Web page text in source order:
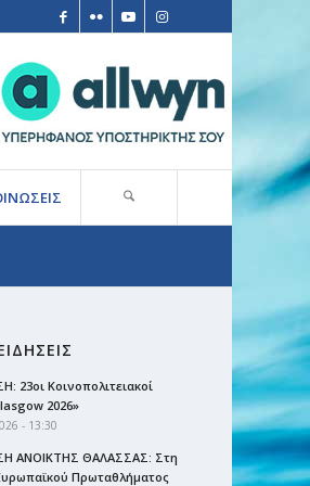
23οι Κοινοπολιτειακοί
2026»
- 13:30
ΑΝΟΙΚΤΗΣ ΘΑΛΑΣΣΑΣ: Στη
Πρωταθλήματος